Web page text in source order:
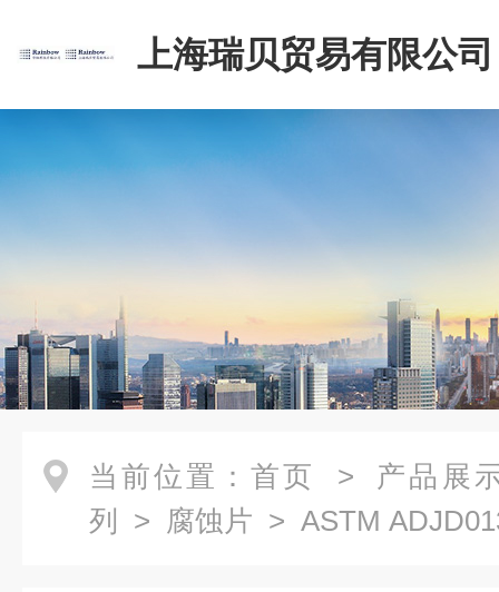
上海瑞贝贸易有限公司
当前位置： 首页 > 产品展
列
> 腐蚀片 > ASTM